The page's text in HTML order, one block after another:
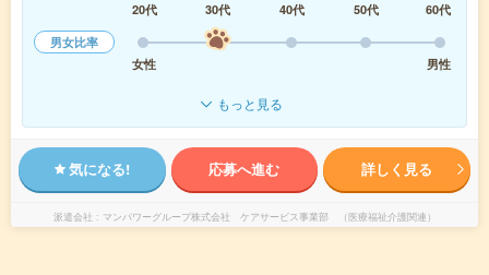
20代
30代 40代 50代
60代
男女比率
女性
男性
もっと見る
気になる! 応募へ進む 詳しく見る
派遣会社 マンパワーグループ株式会社 ケアサービス事業部 （医療福祉介護関連）